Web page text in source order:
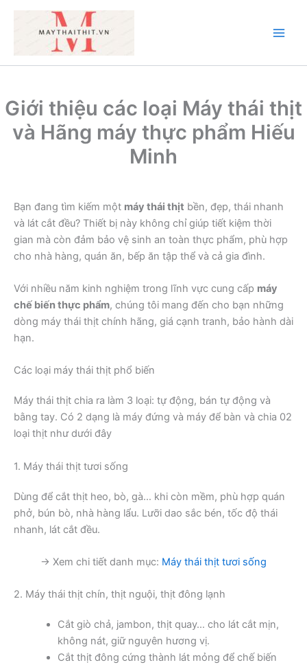
dung
Giới thiệu các loại Máy thái thịt
và Hãng máy thực phẩm Hiếu
Minh
Bạn đang tìm kiếm một máy thái thịt bền, đẹp, thái nhanh
và lát cắt đều? Thiết bị này không chỉ giúp tiết kiệm thời
gian mà còn đảm bảo vệ sinh an toàn thực phẩm, phù hợp
cho nhà hàng, quán ăn, bếp ăn tập thể và cả gia đình.
Với nhiều năm kinh nghiệm trong lĩnh vực cung cấp máy
chế biến thực phẩm, chúng tôi mang đến cho bạn những
dòng máy thái thịt chính hãng, giá cạnh tranh, bảo hành dài
hạn.
Các loại máy thái thịt phổ biến
Máy thái thịt chia ra làm 3 loại: tự động, bán tự động và
bằng tay. Có 2 dạng là máy đứng và máy để bàn và chia 02
loại thịt như dưới đây
1. Máy thái thịt tươi sống
Dùng để cắt thịt heo, bò, gà… khi còn mềm, phù hợp quán
phở, bún bò, nhà hàng lẩu. Lưỡi dao sắc bén, tốc độ thái
nhanh, lát cắt đều.
→ Xem chi tiết danh mục: Máy thái thịt tươi sống
2. Máy thái thịt chín, thịt nguội, thịt đông lạnh
Cắt giò chả, jambon, thịt quay… cho lát cắt mịn,
không nát, giữ nguyên hương vị.
Cắt thịt đông cứng thành lát mỏng để chế biến